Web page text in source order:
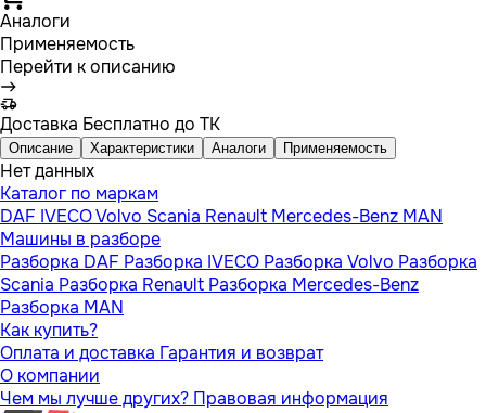
Аналоги
Применяемость
Перейти к описанию
Доставка Бесплатно до ТК
Описание Характеристики Аналоги Применяемость
Нет данных
Каталог по маркам
DAF IVECOVolvo Scania Renault Mercedes-Benz MAN
Машины в разборе
Разборка DAF Разборка IVECO Разборка Volvo Разборка
Scania Разборка Renault Разборка Mercedes-Benz
Разборка MAN
Как купить?
Оплата и доставка Гарантия и возврат
О компании
Чем мы лучше других? Правовая информация